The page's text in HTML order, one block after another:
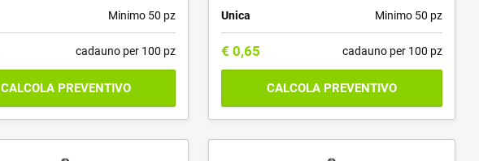
Minimo 50 pz
cadauno per 100 pz
CALCOLA PREVENTIVO
Unica Minimo 50 pz
€ 0,65 cadauno per 100 pz
CALCOLA PREVENTIVO